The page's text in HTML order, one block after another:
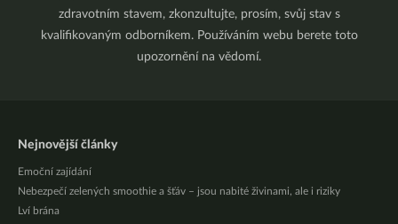
zdravotním stavem, zkonzultujte, prosím, svůj stav s
kvalifikovaným odborníkem. Používáním webu berete toto
upozornění na vědomí.
Nejnovější články
Emoční zajídání
Nebezpečí zelených smoothie a šťáv – jsou nabité živinami, ale i riziky
Lví brána